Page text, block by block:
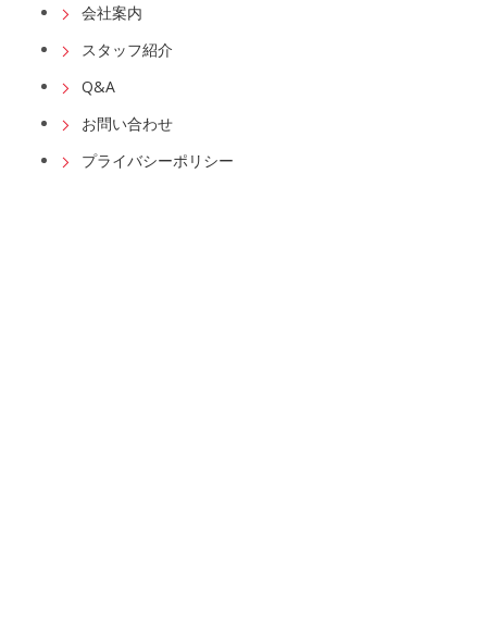
会社案内
スタッフ紹介
Q&A
お問い合わせ
プライバシーポリシー